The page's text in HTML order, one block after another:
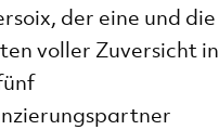
der eine und die
voller Zuversicht in